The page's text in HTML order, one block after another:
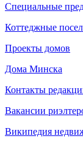
Специальные
Коттеджные
Проекты домов
Дома Минска
Контакты
Вакансии
Википедия